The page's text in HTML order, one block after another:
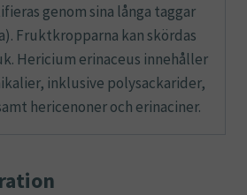
genom sina långa taggar
Fruktkropparna kan skördas
Hericium erinaceus innehåller
inklusive polysackarider,
hericenoner och erinaciner.